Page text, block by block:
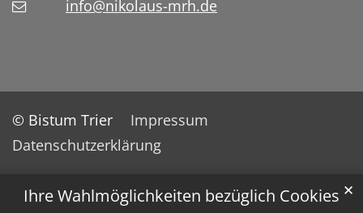
Ihre Wahlmöglichkeiten bezüglich Cookies ✕
info@nikolaus-mrh.de
© Bistum Trier
Impressum
Datenschutzerklärung